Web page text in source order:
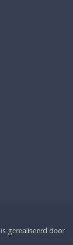
gerealiseerd door